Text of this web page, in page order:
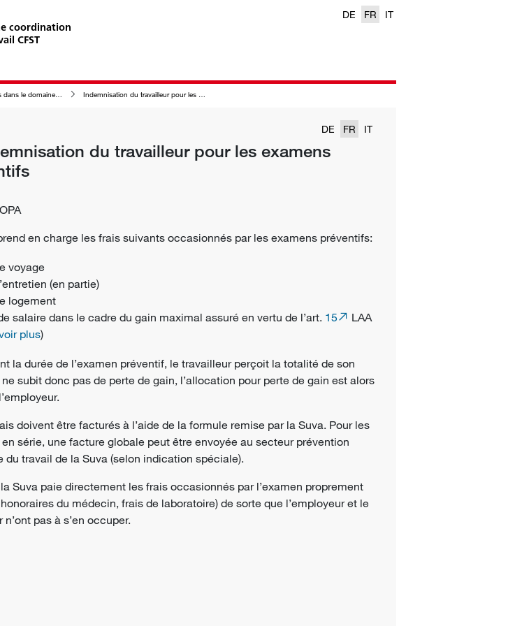
coordination
CFST
DE FR IT
de la médecine du travail Indemnisation du travailleur pour les examens préventifs
DE FR IT
du travailleur pour les examens
OPA
en charge les frais suivants occasionnés par les examens préventifs:
voyage
(en partie)
logement
salaire dans le cadre du gain maximal assuré en vertu de l’art. 15
LAA
plus)
la durée de l’examen préventif, le travailleur perçoit la totalité de son
subit donc pas de perte de gain, l’allocation pour perte de gain est alors
doivent être facturés à l’aide de la formule remise par la Suva. Pour les
série, une facture globale peut être envoyée au secteur prévention
du travail de la Suva (selon indication spéciale).
Suva paie directement les frais occasionnés par l’examen proprement
du médecin, frais de laboratoire) de sorte que l’employeur et le
pas à s’en occuper.